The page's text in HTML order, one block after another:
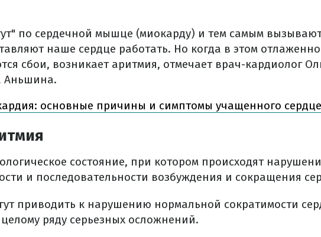
по сердечной мышце (миокарду) и тем самым
наше сердце работать. Но когда в этом
сбои, возникает аритмия, отмечает врач-кардиолог
Аньшина.
основные причины и симптомы учащенного
состояние, при котором происходят
и последовательности возбуждения и сокращения
приводить к нарушению нормальной сократимости
ряду серьезных осложнений.